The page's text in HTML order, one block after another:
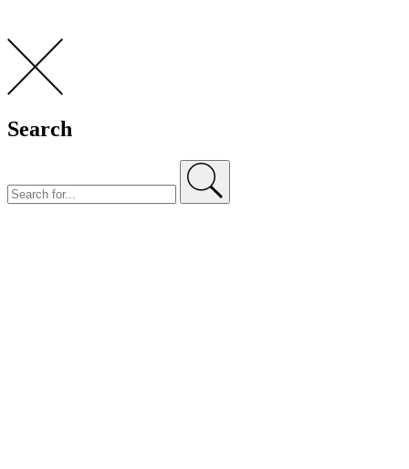
Search